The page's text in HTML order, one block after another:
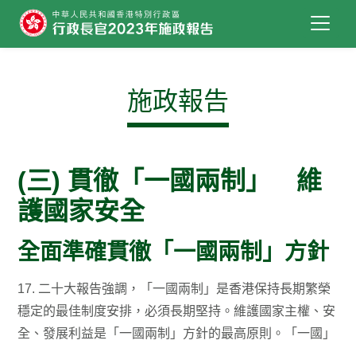
施政報告
(三) 貫徹「一國兩制」 維
護國家安全
全面準確貫徹「一國兩制」方針
17. 二十大報告強調，「一國兩制」是香港保持長期繁榮
穩定的最佳制度安排，必須長期堅持。維護國家主權、安
全、發展利益是「一國兩制」方針的最高原則。「一國」